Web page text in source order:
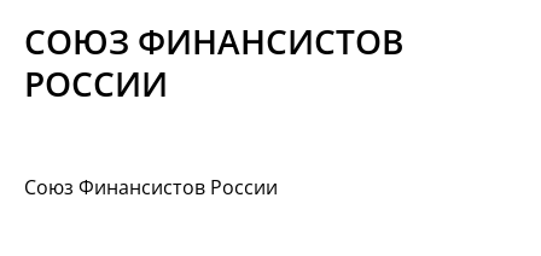
Материалы
СОЮЗ ФИНАНСИСТОВ
РОССИИ
Союз Финансистов России